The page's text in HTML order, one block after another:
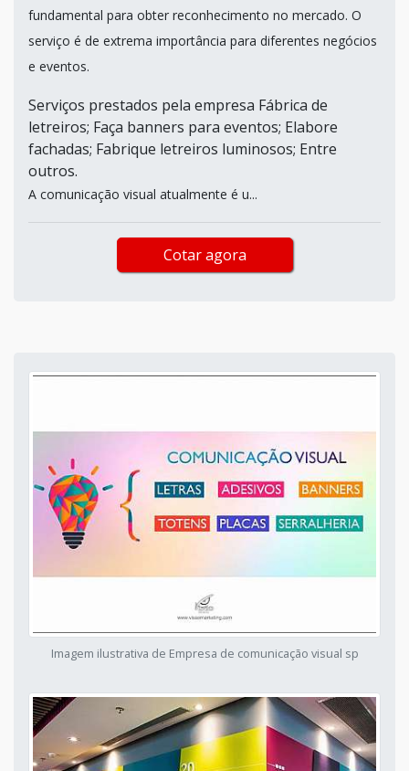
fundamental para obter reconhecimento no mercado. O
serviço é de extrema importância para diferentes negócios
e eventos.
Serviços prestados pela empresa Fábrica de
letreiros; Faça banners para eventos; Elabore
fachadas; Fabrique letreiros luminosos; Entre
outros.
A comunicação visual atualmente é u...
Cotar agora
Imagem ilustrativa de Empresa de comunicação visual sp